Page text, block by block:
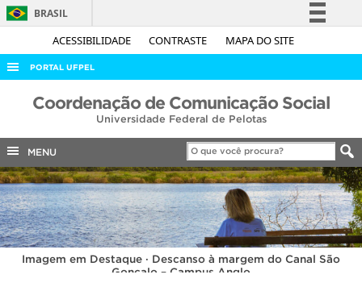
ACESSIBILIDADE CONTRASTE MAPA DO SITE
BRASIL
Simplifique!
Acesso à informação
Legislação
Canais
PORTAL UFPEL
ACESSO À INFORMAÇÃO
COBALTO
CONCURSOS
EDITAIS
INTERNACIONAL
OUVIDORIA
Coordenação de Comunicação Social
Universidade Federal de Pelotas
MENU
Imagem em Destaque · Descanso à margem do Canal São
Gonçalo – Campus Anglo